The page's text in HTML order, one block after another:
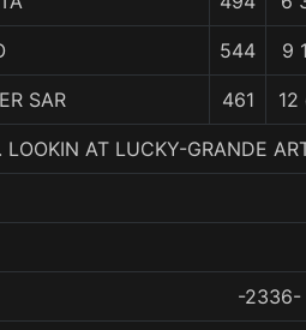
544 9
SAR 461 12
LOOKIN AT LUCKY-GRANDE
-2336-